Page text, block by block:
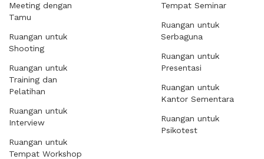
Meeting dengan
Tamu
Ruangan untuk
Shooting
Ruangan untuk
Training dan
Pelatihan
Ruangan untuk
Interview
Ruangan untuk
Tempat Workshop
Tempat Seminar
Ruangan untuk
Serbaguna
Ruangan untuk
Presentasi
Ruangan untuk
Kantor Sementara
Ruangan untuk
Psikotest